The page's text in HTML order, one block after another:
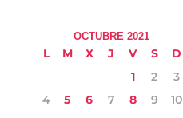
OCTUBRE 2021
L M X J V S
D
1
2
3
4
5 6 7 8 9
10